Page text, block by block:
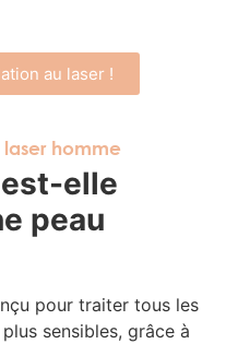
au laser !
laser homme
est-elle
peau
pour traiter tous les
sensibles, grâce à